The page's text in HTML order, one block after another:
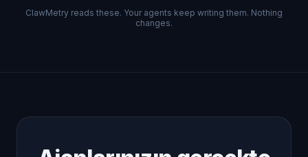
ClawMetry reads these. Your agents keep writing them. Nothing
changes.